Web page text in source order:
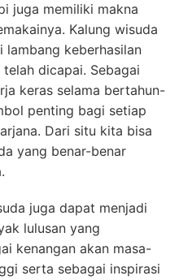
juga memiliki makna
Kalung wisuda
lambang keberhasilan
dicapai. Sebagai
keras selama bertahun-
penting bagi setiap
Dari situ kita bisa
yang benar-benar
juga dapat menjadi
lulusan yang
kenangan akan masa-
serta sebagai inspirasi